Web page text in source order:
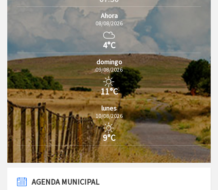
Ahora
08/08/2026
4°C
domingo
09/08/2026
11°C
lunes
10/08/2026
9°C
AGENDA MUNICIPAL